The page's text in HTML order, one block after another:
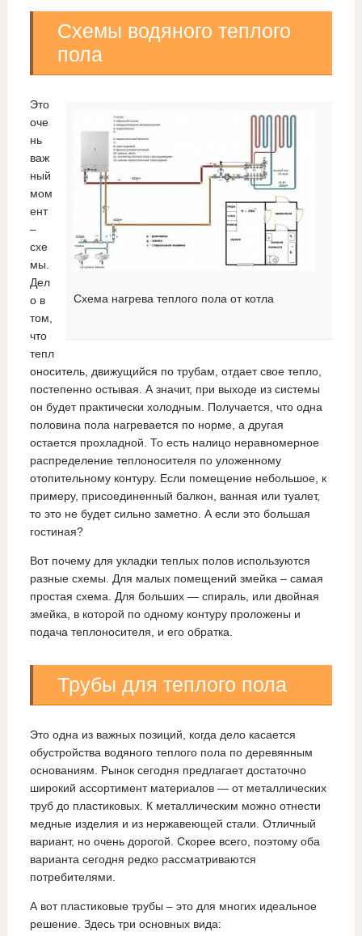
Схемы водяного теплого
пола
Схема нагрева теплого пола от котла
Это
оче
нь
важ
ный
мом
ент
–
схе
мы.
Дел
о в
том,
что
тепл
оноситель, движущийся по трубам, отдает свое тепло,
постепенно остывая. А значит, при выходе из системы
он будет практически холодным. Получается, что одна
половина пола нагревается по норме, а другая
остается прохладной. То есть налицо неравномерное
распределение теплоносителя по уложенному
отопительному контуру. Если помещение небольшое, к
примеру, присоединенный балкон, ванная или туалет,
то это не будет сильно заметно. А если это большая
гостиная?
Вот почему для укладки теплых полов используются
разные схемы. Для малых помещений змейка – самая
простая схема. Для больших — спираль, или двойная
змейка, в которой по одному контуру проложены и
подача теплоносителя, и его обратка.
Трубы для теплого пола
Это одна из важных позиций, когда дело касается
обустройства водяного теплого пола по деревянным
основаниям. Рынок сегодня предлагает достаточно
широкий ассортимент материалов — от металлических
труб до пластиковых. К металлическим можно отнести
медные изделия и из нержавеющей стали. Отличный
вариант, но очень дорогой. Скорее всего, поэтому оба
варианта сегодня редко рассматриваются
потребителями.
А вот пластиковые трубы – это для многих идеальное
решение. Здесь три основных вида: